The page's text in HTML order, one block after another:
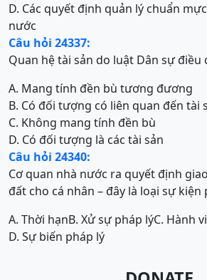
D. Các quyết định quản lý chuẩn
nước
Câu hỏi 24337:
Quan hệ tài sản do luật Dân sự điều
A. Mang tính đền bù tương đương
B. Có đối tượng có liên quan đến tài
C. Không mang tính đền bù
D. Có đối tượng là các tài sản
Câu hỏi 24340:
Cơ quan nhà nước ra quyết định
đất cho cá nhân – đây là loại sự kiện
A. Thời hạnB. Xử sự pháp lýC. Hành
D. Sự biến pháp lý